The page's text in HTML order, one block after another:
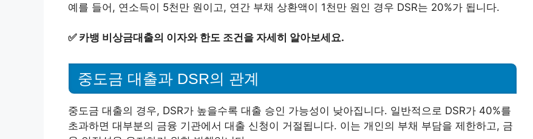
예를 들어, 연소득이 5천만 원이고, 연간 부채 상환액이 1천만 원인 경우 DSR는 20%가 됩니다.
✅ 카뱅 비상금대출의 이자와 한도 조건을 자세히 알아보세요.
중도금 대출과 DSR의 관계
중도금 대출의 경우, DSR가 높을수록 대출 승인 가능성이 낮아집니다. 일반적으로 DSR가 40%를
초과하면 대부분의 금융 기관에서 대출 신청이 거절됩니다. 이는 개인의 부채 부담을 제한하고, 금